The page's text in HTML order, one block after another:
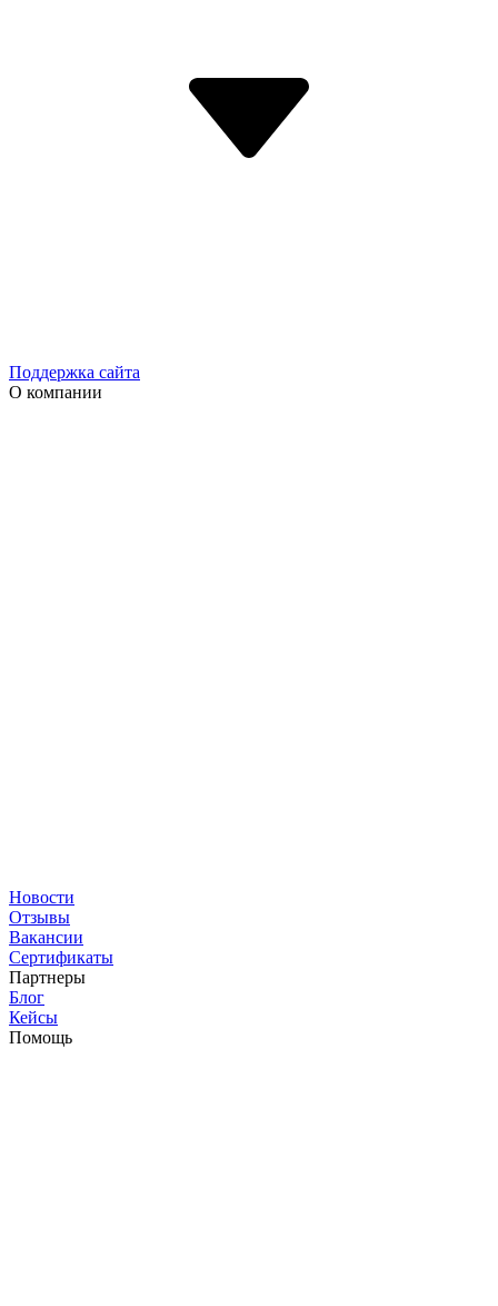
Поддержка сайта
О компании
Новости
Отзывы
Вакансии
Сертификаты
Партнеры
Блог
Кейсы
Помощь